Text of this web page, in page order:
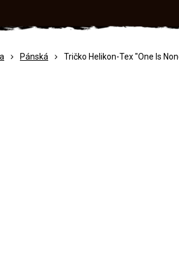
Pánská Tričko Helikon-Tex "One Is